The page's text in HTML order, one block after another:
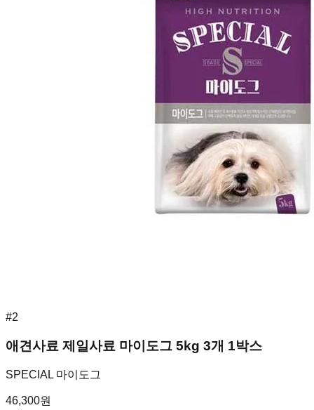
#2
애견사료 제일사료 마이도그 5kg 3개 1박스
SPECIAL 마이도그
46,300원